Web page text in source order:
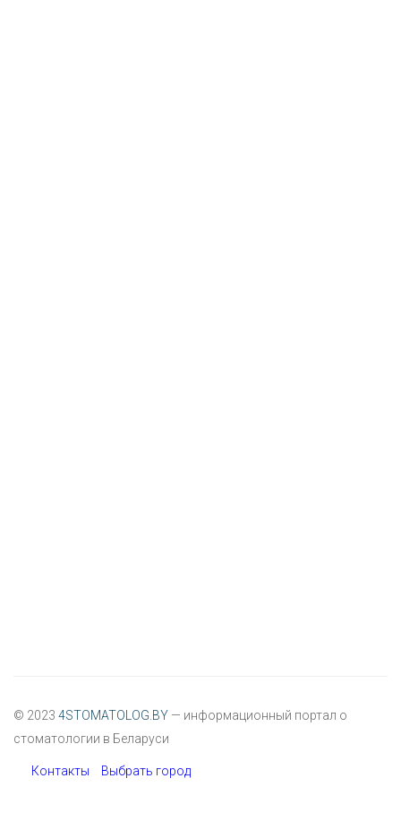
© 2023 4STOMATOLOG.BY — информационный портал о
стоматологии в Беларуси
Контакты Выбрать город